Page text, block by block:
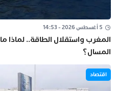
5 أغسطس 2026 - 14:53
المغرب واستقلال الطاقة.. لماذا ما
المسال؟
اقتصاد